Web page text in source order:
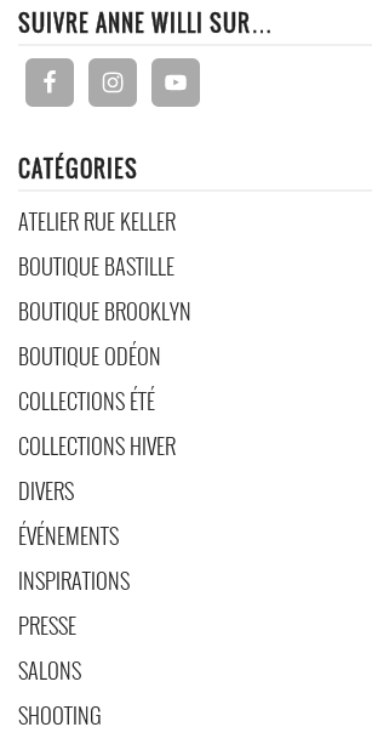
SUIVRE ANNE WILLI SUR…
CATÉGORIES
ATELIER RUE KELLER
BOUTIQUE BASTILLE
BOUTIQUE BROOKLYN
BOUTIQUE ODÉON
COLLECTIONS ÉTÉ
COLLECTIONS HIVER
DIVERS
ÉVÉNEMENTS
INSPIRATIONS
PRESSE
SALONS
SHOOTING